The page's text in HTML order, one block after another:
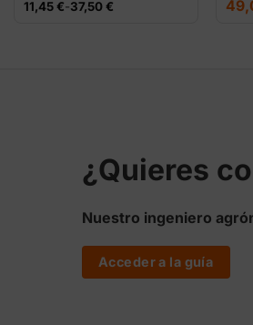
11,45€-37,50€
Rango
de
El
El
¿Quieres
Nuestro ingeniero
Acceder a la guía